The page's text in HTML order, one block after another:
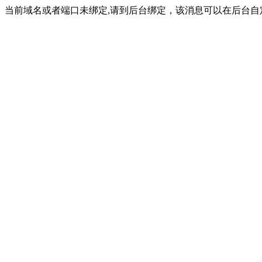
当前域名或者端口未绑定,请到后台绑定，该消息可以在后台自